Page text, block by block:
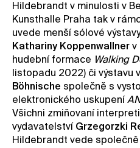
Hildebrandt v minulosti v
Kunsthalle Praha tak v
uvede menší sólové
Kathariny Koppenwallner v
hudební formace Walking
listopadu 2022) či výstavu
Böhnische společně s
elektronického uskupení
Všichni zmiňovaní
vydavatelství Grzegorzki
Hildebrandt vede